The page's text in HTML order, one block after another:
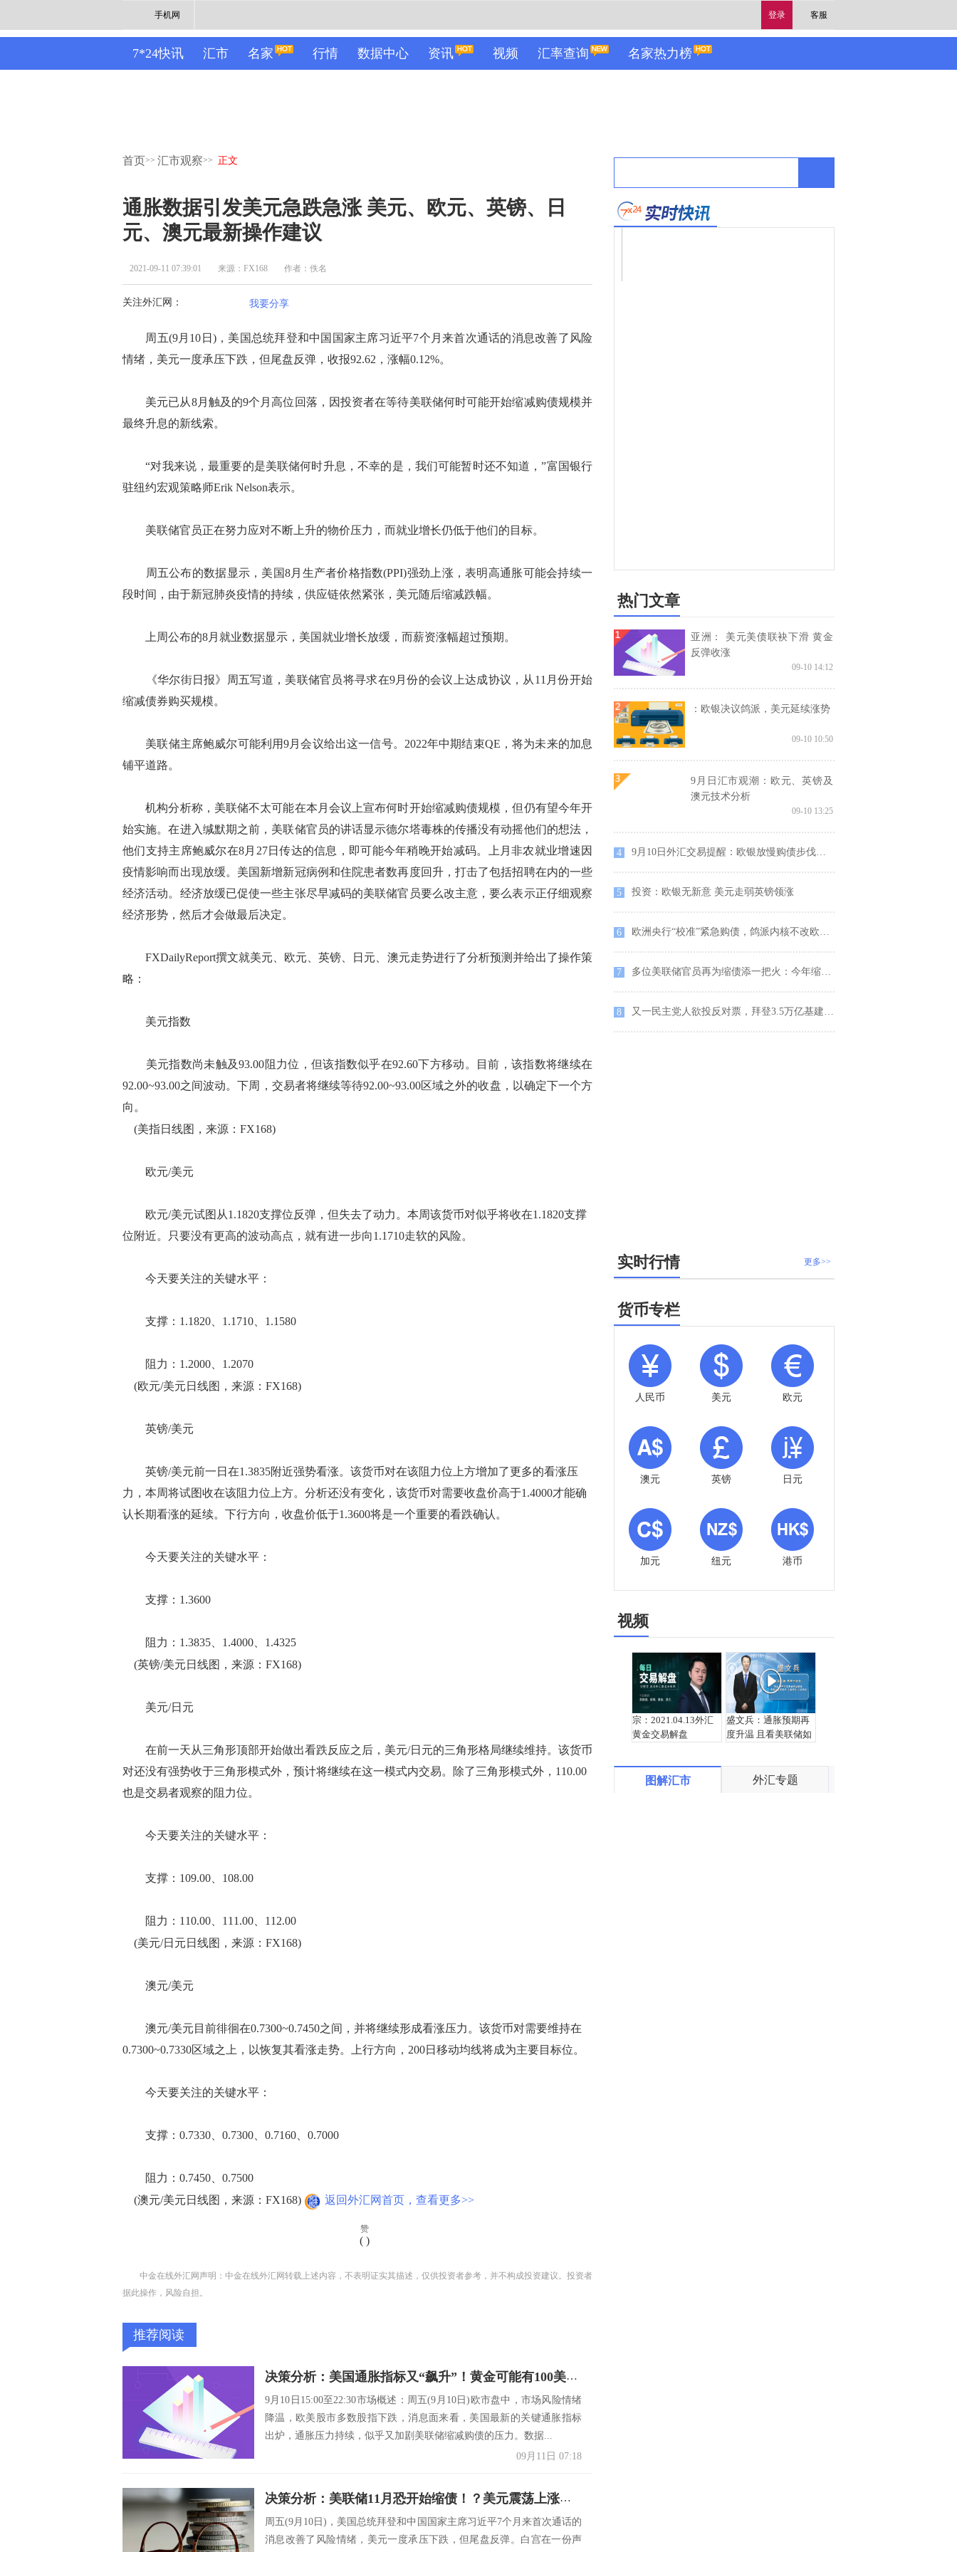
登录 客服
手机网
7*24快讯 汇市 名家 行情 数据中心 资讯 视频 汇率查询 名家热力榜
首页>> 汇市观察>> 正文
通胀数据引发美元急跌急涨 美元、欧元、英镑、日
元、澳元最新操作建议
2021-09-11 07:39:01 来源：FX168 作者：佚名
关注外汇网： 我要分享
周五(9月10日)，美国总统拜登和中国国家主席习近平7个月来首次通话的消息改善了风险
情绪，美元一度承压下跌，但尾盘反弹，收报92.62，涨幅0.12%。
美元已从8月触及的9个月高位回落，因投资者在等待美联储何时可能开始缩减购债规模并
最终升息的新线索。
“对我来说，最重要的是美联储何时升息，不幸的是，我们可能暂时还不知道，”富国银行
驻纽约宏观策略师Erik Nelson表示。
美联储官员正在努力应对不断上升的物价压力，而就业增长仍低于他们的目标。
周五公布的数据显示，美国8月生产者价格指数(PPI)强劲上涨，表明高通胀可能会持续一
段时间，由于新冠肺炎疫情的持续，供应链依然紧张，美元随后缩减跌幅。
上周公布的8月就业数据显示，美国就业增长放缓，而薪资涨幅超过预期。
《华尔街日报》周五写道，美联储官员将寻求在9月份的会议上达成协议，从11月份开始
缩减债券购买规模。
美联储主席鲍威尔可能利用9月会议给出这一信号。2022年中期结束QE，将为未来的加息
铺平道路。
机构分析称，美联储不太可能在本月会议上宣布何时开始缩减购债规模，但仍有望今年开
始实施。在进入缄默期之前，美联储官员的讲话显示德尔塔毒株的传播没有动摇他们的想法，
他们支持主席鲍威尔在8月27日传达的信息，即可能今年稍晚开始减码。上月非农就业增速因
疫情影响而出现放缓。美国新增新冠病例和住院患者数再度回升，打击了包括招聘在内的一些
经济活动。经济放缓已促使一些主张尽早减码的美联储官员要么改主意，要么表示正仔细观察
经济形势，然后才会做最后决定。
FXDailyReport撰文就美元、欧元、英镑、日元、澳元走势进行了分析预测并给出了操作策
略：
美元指数
美元指数尚未触及93.00阻力位，但该指数似乎在92.60下方移动。目前，该指数将继续在
92.00~93.00之间波动。下周，交易者将继续等待92.00~93.00区域之外的收盘，以确定下一个方
向。
(美指日线图，来源：FX168)
欧元/美元
欧元/美元试图从1.1820支撑位反弹，但失去了动力。本周该货币对似乎将收在1.1820支撑
位附近。只要没有更高的波动高点，就有进一步向1.1710走软的风险。
今天要关注的关键水平：
支撑：1.1820、1.1710、1.1580
阻力：1.2000、1.2070
(欧元/美元日线图，来源：FX168)
英镑/美元
英镑/美元前一日在1.3835附近强势看涨。该货币对在该阻力位上方增加了更多的看涨压
力，本周将试图收在该阻力位上方。分析还没有变化，该货币对需要收盘价高于1.4000才能确
认长期看涨的延续。下行方向，收盘价低于1.3600将是一个重要的看跌确认。
今天要关注的关键水平：
支撑：1.3600
阻力：1.3835、1.4000、1.4325
(英镑/美元日线图，来源：FX168)
美元/日元
在前一天从三角形顶部开始做出看跌反应之后，美元/日元的三角形格局继续维持。该货币
对还没有强势收于三角形模式外，预计将继续在这一模式内交易。除了三角形模式外，110.00
也是交易者观察的阻力位。
今天要关注的关键水平：
支撑：109.00、108.00
阻力：110.00、111.00、112.00
(美元/日元日线图，来源：FX168)
澳元/美元
澳元/美元目前徘徊在0.7300~0.7450之间，并将继续形成看涨压力。该货币对需要维持在
0.7300~0.7330区域之上，以恢复其看涨走势。上行方向，200日移动均线将成为主要目标位。
今天要关注的关键水平：
支撑：0.7330、0.7300、0.7160、0.7000
阻力：0.7450、0.7500
(澳元/美元日线图，来源：FX168)
返回外汇网首页，查看更多>>
赞
( )
中金在线外汇网声明：中金在线外汇网转载上述内容，不表明证实其描述，仅供投资者参考，并不构成投资建议。投资者
据此操作，风险自担。
推荐阅读
决策分析：美国通胀指标又“飙升”！黄金可能有100美元下行空间？
9月10日15:00至22:30市场概述：周五(9月10日)欧市盘中，市场风险情绪
降温，欧美股市多数股指下跌，消息面来看，美国最新的关键通胀指标
出炉，通胀压力持续，似乎又加剧美联储缩减购债的压力。数据...
09月11日 07:18
决策分析：美联储11月恐开始缩债！？美元震荡上涨、黄金美股本周遭受重挫
周五(9月10日)，美国总统拜登和中国国家主席习近平7个月来首次通话的
消息改善了风险情绪，美元一度承压下跌，但尾盘反弹。白宫在一份声
热门文章
亚洲： 美元美债联袂下滑 黄金
反弹收涨
09-10 14:12
：欧银决议鸽派，美元延续涨势
09-10 10:50
9月日汇市观潮：欧元、英镑及
澳元技术分析
09-10 13:25
4 9月10日外汇交易提醒：欧银放慢购债步伐欧元上涨，美元追随美债收益率走低
5 投资：欧银无新意 美元走弱英镑领涨
6 欧洲央行“校准”紧急购债，鸽派内核不改欧元动力不足
7 多位美联储官员再为缩债添一把火：今年缩债的大门依然敞开
8 又一民主党人欲投反对票，拜登3.5万亿基建法案危机四伏
更多>>
实时行情
货币专栏
人民币 美元 欧元
澳元 英镑 日元
加元 纽元 港币
视频
宗：2021.04.13外汇
黄金交易解盘
盛文兵：通胀预期再
度升温 且看美联储如
图解汇市 外汇专题